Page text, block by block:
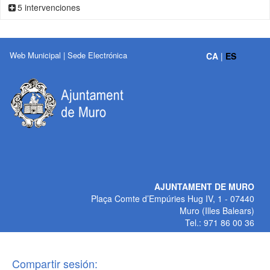
5 intervenciones
Web Municipal | Sede Electrónica CA | ES
AJUNTAMENT DE MURO
Plaça Comte d’Empúries Hug IV, 1 - 07440
Muro (Illes Balears)
Tel.: 971 86 00 36
Compartir sesión: